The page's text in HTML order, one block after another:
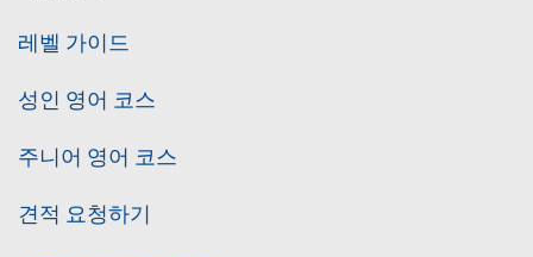
레벨 가이드
성인 영어 코스
주니어 영어 코스
견적 요청하기